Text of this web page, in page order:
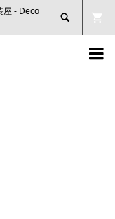
屋 - Deco

